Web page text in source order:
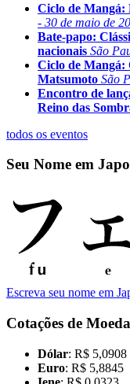
Ciclo de
- 30 de maio de
Bate-papo:
nacionais São
Ciclo de Mangá:
Matsumoto São
Encontro de
Reino das
todos os eventos
Seu Nome em
Escreva seu nome em
Cotações de
Dólar: R$ 5,0908
Euro: R$ 5,8845